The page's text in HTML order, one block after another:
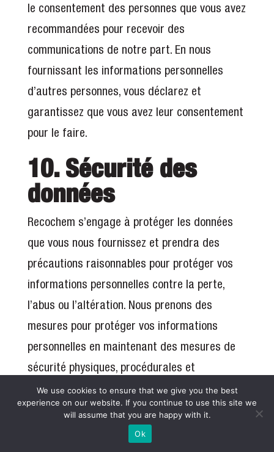
le consentement des personnes que vous avez
recommandées pour recevoir des
communications de notre part. En nous
fournissant les informations personnelles
d’autres personnes, vous déclarez et
garantissez que vous avez leur consentement
pour le faire.
10. Sécurité des
données
Recochem s’engage à protéger les données
que vous nous fournissez et prendra des
précautions raisonnables pour protéger vos
informations personnelles contre la perte,
l’abus ou l’altération. Nous prenons des
mesures pour protéger vos informations
personnelles en maintenant des mesures de
sécurité physiques, procédurales et
techniques appropriées. Les vendeurs,
entrepreneurs ou partenaires de Recochem
qui ont accès à vos informations personnelles
We use cookies to ensure that we give you the best
experience on our website. If you continue to use this site we
will assume that you are happy with it.
Ok